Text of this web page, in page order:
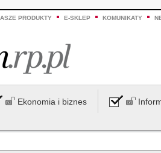
PRODUKTY E-SKLEP KOMUNIKATY
Ekonomia i biznes